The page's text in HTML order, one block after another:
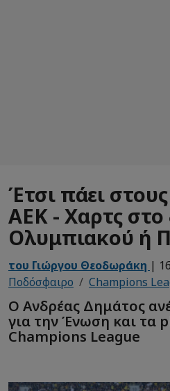
Έτσι πάει
ΑΕΚ - Χαρτς
Ολυμπιακού ή
του Γιώργου Θεοδωράκη |
Ποδόσφαιρο
Champions
Ο Ανδρέας Δημάτος
για την Ένωση και τα
Champions League